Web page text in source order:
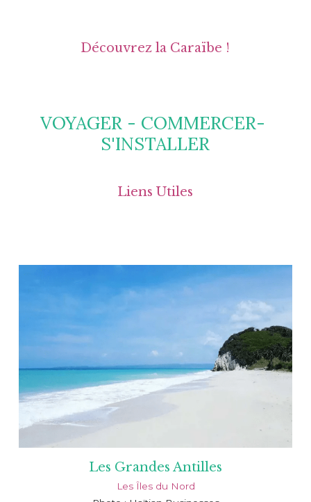
Découvrez la Caraïbe !
VOYAGER - COMMERCER-
S'INSTALLER
Liens Utiles
Les Grandes Antilles
Les Îles du Nord